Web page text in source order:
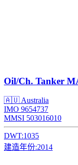
Oil/Ch. Tanker
🇦🇺 Australia
IMO 9654737
MMSI 503016010
DWT:1035
建造年份:2014